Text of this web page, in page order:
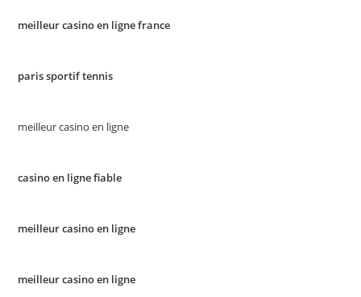
meilleur casino en ligne france
paris sportif tennis
meilleur casino en ligne
casino en ligne fiable
meilleur casino en ligne
meilleur casino en ligne